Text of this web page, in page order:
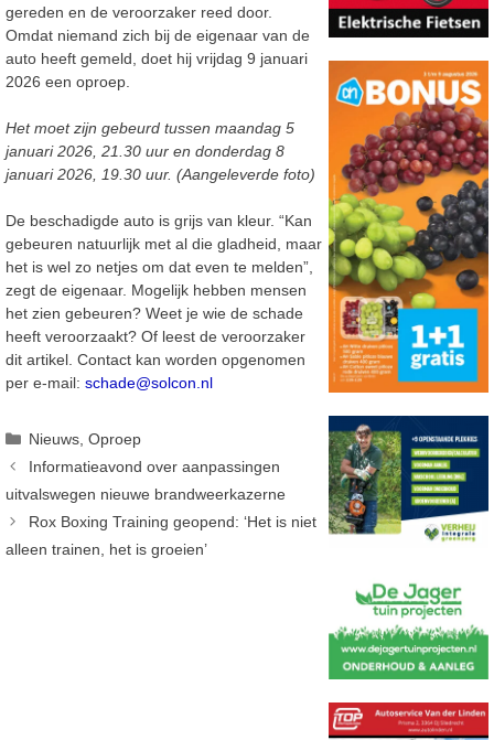
gereden en de veroorzaker reed door.
Omdat niemand zich bij de eigenaar van de
auto heeft gemeld, doet hij vrijdag 9 januari
2026 een oproep.
Het moet zijn gebeurd tussen maandag 5
januari 2026, 21.30 uur en donderdag 8
januari 2026, 19.30 uur. (Aangeleverde foto)
De beschadigde auto is grijs van kleur. “Kan
gebeuren natuurlijk met al die gladheid, maar
het is wel zo netjes om dat even te melden”,
zegt de eigenaar. Mogelijk hebben mensen
het zien gebeuren? Weet je wie de schade
heeft veroorzaakt? Of leest de veroorzaker
dit artikel. Contact kan worden opgenomen
per e-mail: schade@solcon.nl
Categorieën
Nieuws,Oproep
Informatieavond over aanpassingen
uitvalswegen nieuwe brandweerkazerne
Rox Boxing Training geopend: ‘Het is niet
alleen trainen, het is groeien’